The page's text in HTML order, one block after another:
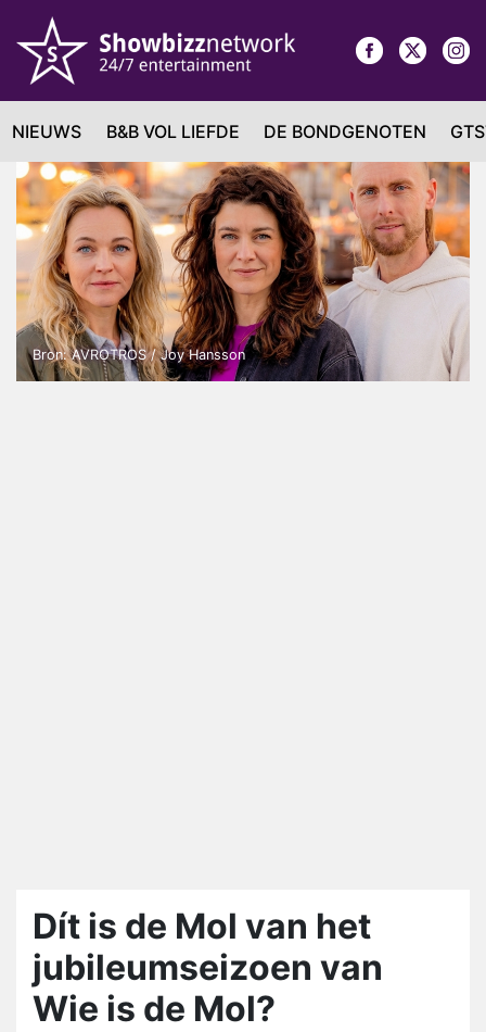
NIEUWS B&B VOL LIEFDE DE BONDGENOTEN
Bron: AVROTROS / Joy Hansson
Dít is de Mol van het
jubileumseizoen van
Wie is de Mol?